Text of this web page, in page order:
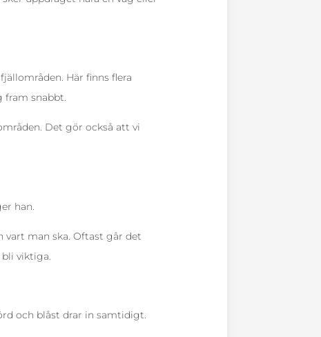
Här finns flera
fram snabbt.
Det gör också att vi
han.
man ska. Oftast går det
viktiga.
och blåst drar in samtidigt.